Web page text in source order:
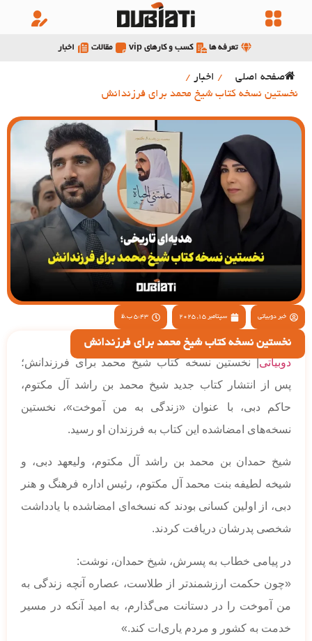
تعرفه ها کسب و کارهای vip مقالات اخبار
صفحه اصلی / اخبار /
نخستین نسخه کتاب شیخ محمد برای فرزندانش
خبر دوبیاتی سپتامبر 15, 2025 5:43 ب.ظ
نخستین نسخه کتاب شیخ محمد برای فرزندانش
دوبیاتی| نخستین نسخه کتاب شیخ محمد برای فرزندانش؛
پس از انتشار کتاب جدید شیخ محمد بن راشد آل مکتوم،
حاکم دبی، با عنوان «زندگی به من آموخت»، نخستین
نسخه‌های امضاشده این کتاب به فرزندان او رسید.
شیخ حمدان بن محمد بن راشد آل مکتوم، ولیعهد دبی، و
شیخه لطیفه بنت محمد آل مکتوم، رئیس اداره فرهنگ و هنر
دبی، از اولین کسانی بودند که نسخه‌ای امضاشده با یادداشت
شخصی پدرشان دریافت کردند.
در پیامی خطاب به پسرش، شیخ حمدان، نوشت:
«چون حکمت ارزشمندتر از طلاست، عصاره آنچه زندگی به
من آموخت را در دستانت می‌گذارم، به امید آنکه در مسیر
خدمت به کشور و مردم یاری‌ات کند.»